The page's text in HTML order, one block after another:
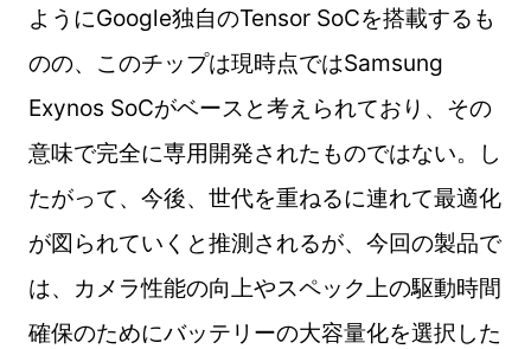
ようにGoogle独自のTensor SoCを搭載するも
のの、このチップは現時点ではSamsung
Exynos SoCがベースと考えられており、その
意味で完全に専用開発されたものではない。し
たがって、今後、世代を重ねるに連れて最適化
が図られていくと推測されるが、今回の製品で
は、カメラ性能の向上やスペック上の駆動時間
確保のためにバッテリーの大容量化を選択した